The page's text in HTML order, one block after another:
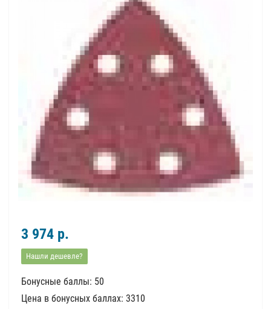
3 974 р.
Нашли дешевле?
Бонусные баллы: 50
Цена в бонусных баллах: 3310